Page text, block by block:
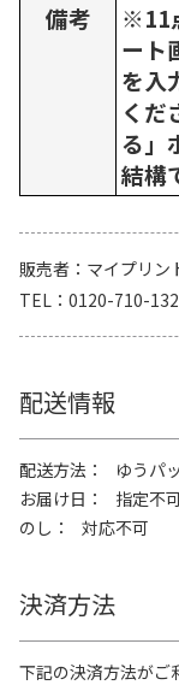
備考
※11
ート
を入
くだ
る」
結構
販売者
マイプリン
TEL
0120-710-132
配送情報
配送方法
ゆうパ
お届け日
指定不
のし
対応不可
決済方法
下記の決済方法がご